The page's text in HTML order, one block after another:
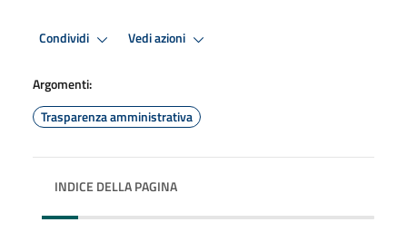
Condividi Vedi azioni
Argomenti:
Trasparenza amministrativa
INDICE DELLA PAGINA